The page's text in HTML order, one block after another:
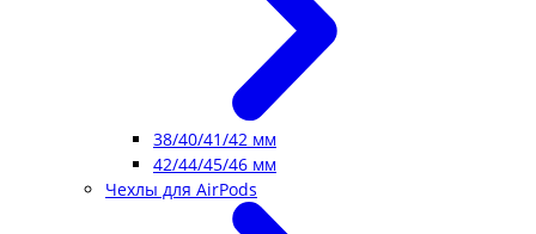
38/40/41/42 мм
42/44/45/46 мм
Чехлы для AirPods